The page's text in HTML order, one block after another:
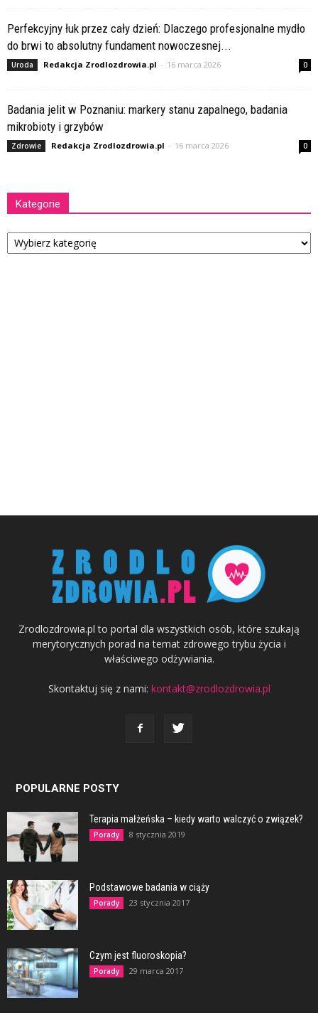
Perfekcyjny łuk przez cały dzień: Dlaczego profesjonalne mydło
do brwi to absolutny fundament nowoczesnej...
Uroda Redakcja Zrodlozdrowia.pl - 16 marca 2026 0
Badania jelit w Poznaniu: markery stanu zapalnego, badania
mikrobioty i grzybów
Zdrowie Redakcja Zrodlozdrowia.pl - 16 marca 2026 0
Kategorie
Kategorie
Zrodlozdrowia.pl to portal dla wszystkich osób, które szukają
merytorycznych porad na temat zdrowego trybu życia i
właściwego odżywiania.
Skontaktuj się z nami: kontakt@zrodlozdrowia.pl
POPULARNE POSTY
Terapia małżeńska – kiedy warto walczyć o związek?
Porady 8 stycznia 2019
Podstawowe badania w ciąży
Porady 23 stycznia 2017
Czym jest fluoroskopia?
Porady 29 marca 2017